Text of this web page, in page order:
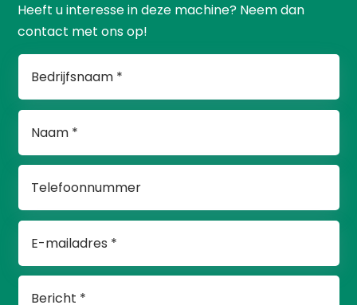
Heeft u interesse in deze machine? Neem dan
contact met ons op!